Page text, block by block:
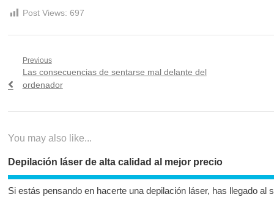
Post Views: 697
Navegación
de
entradas
Previous
Previous
post:
Las consecuencias de sentarse mal delante del
ordenador
You may also like...
Depilación láser de alta calidad al mejor precio
Si estás pensando en hacerte una depilación láser, has llegado al